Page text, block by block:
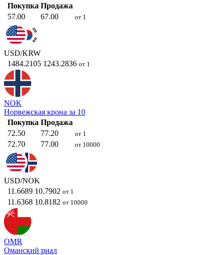
Покупка Продажа
57.00
67.00 от 1
USD/KRW
1484.2105 1243.2836 от 1
NOK
Норвежская крона за 10
Покупка Продажа
72.50
77.20 от 1
72.70 77.00 от 10000
USD/NOK
11.6689 10.7902 от 1
11.6368 10.8182 от 10000
OMR
Оманский риал